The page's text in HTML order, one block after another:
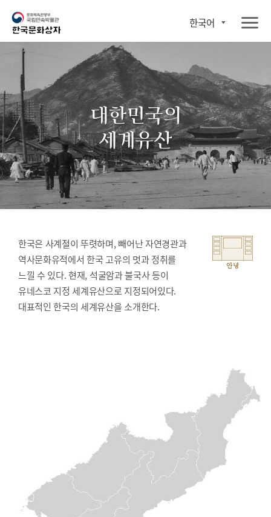
한국어
대한민국의
세계유산
한국은 사계절이 뚜렷하며, 빼어난 자연경관과
역사문화유적에서 한국 고유의 멋과 정취를
느낄 수 있다. 현재, 석굴암과 불국사 등이
유네스코 지정 세계유산으로 지정되어있다.
대표적인 한국의 세계유산을 소개한다.
안녕